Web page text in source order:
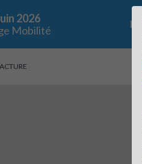
2026
Mobilité